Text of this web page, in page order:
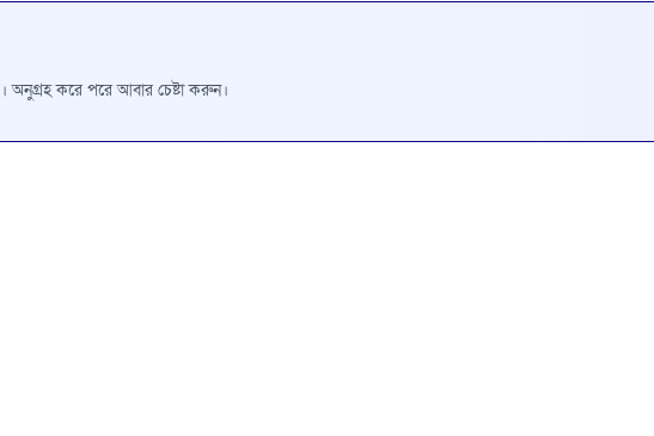
অনুগ্রহ করে পরে আবার চেষ্টা করুন।